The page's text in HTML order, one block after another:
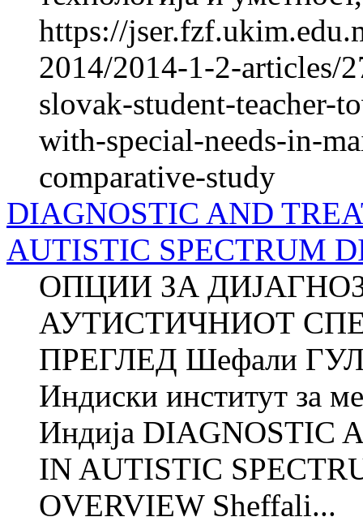
https://
2014/2014-1-2-articles/
slovak-student-teacher-
with-special-needs-in-
comparative-study
DIAGNOSTIC AND
AUTISTIC SPECTRUM
ОПЦИИ ЗА
АУТИСТИЧНИОТ
ПРЕГЛЕД Шефали
Индиски институт за
Индија DIAGNOSTIC
IN AUTISTIC
OVERVIEW Sheffali...